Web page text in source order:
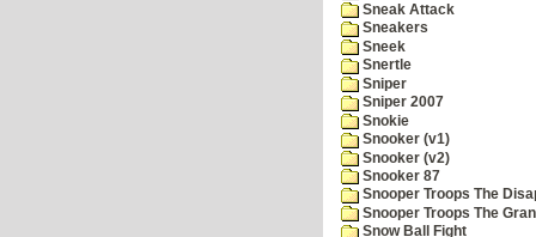
Sneak Attack
Sneakers
Sneek
Snertle
Sniper
Sniper 2007
Snokie
Snooker (v1)
Snooker (v2)
Snooker 87
Snooper Troops The
Snooper Troops The
Snow Ball Fight